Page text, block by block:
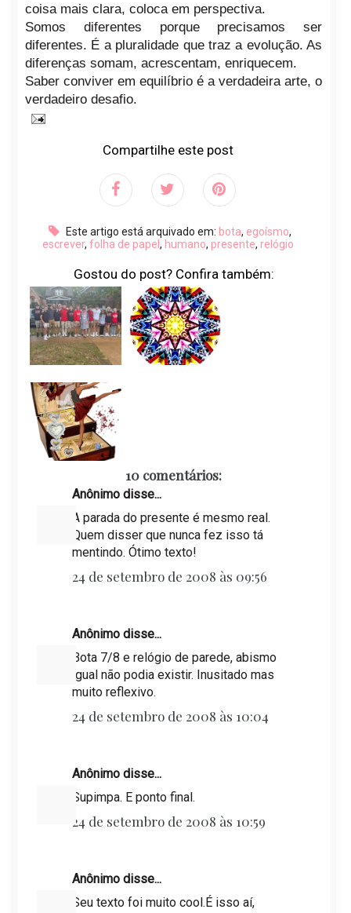
coisa mais clara, coloca em perspectiva.
Somos diferentes porque precisamos ser
diferentes. É a pluralidade que traz a evolução. As
diferenças somam, acrescentam, enriquecem.
Saber conviver em equilíbrio é a verdadeira arte, o
verdadeiro desafio.
Compartilhe este post
Este artigo está arquivado em: bota, egoísmo,
escrever, folha de papel , humano, presente, relógio
Gostou do post? Confira também:
10 comentários:
Anônimo disse...
A parada do presente é mesmo real.
Quem disser que nunca fez isso tá
mentindo. Ótimo texto!
24 de setembro de 2008 às 09:56
Anônimo disse...
Bota 7/8 e relógio de parede, abismo
igual não podia existir. Inusitado mas
muito reflexivo.
24 de setembro de 2008 às 10:04
Anônimo disse...
Supimpa. E ponto final.
24 de setembro de 2008 às 10:59
Anônimo disse...
Seu texto foi muito cool.É isso aí,